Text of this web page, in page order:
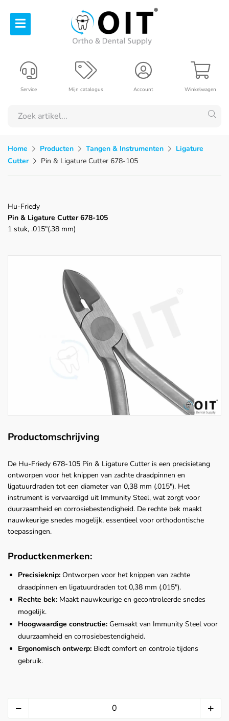
Winkelwagen
Account
Mijn catalogus
Service
Home Producten Tangen & Instrumenten
Ligature
Cutter
Pin & Ligature Cutter 678-105
Hu-Friedy
Pin & Ligature Cutter 678-105
1 stuk, .015"(.38 mm)
Productomschrijving
De Hu-Friedy 678-105 Pin & Ligature Cutter is een precisietang
ontworpen voor het knippen van zachte draadpinnen en
ligatuurdraden tot een diameter van 0,38 mm (.015"). Het
instrument is vervaardigd uit Immunity Steel, wat zorgt voor
duurzaamheid en corrosiebestendigheid. De rechte bek maakt
nauwkeurige snedes mogelijk, essentieel voor orthodontische
toepassingen.
Productkenmerken:
Precisieknip: Ontworpen voor het knippen van zachte
draadpinnen en ligatuurdraden tot 0,38 mm (.015").
Rechte bek: Maakt nauwkeurige en gecontroleerde snedes
mogelijk.
Hoogwaardige constructie: Gemaakt van Immunity Steel voor
duurzaamheid en corrosiebestendigheid.
Ergonomisch ontwerp: Biedt comfort en controle tijdens
gebruik.